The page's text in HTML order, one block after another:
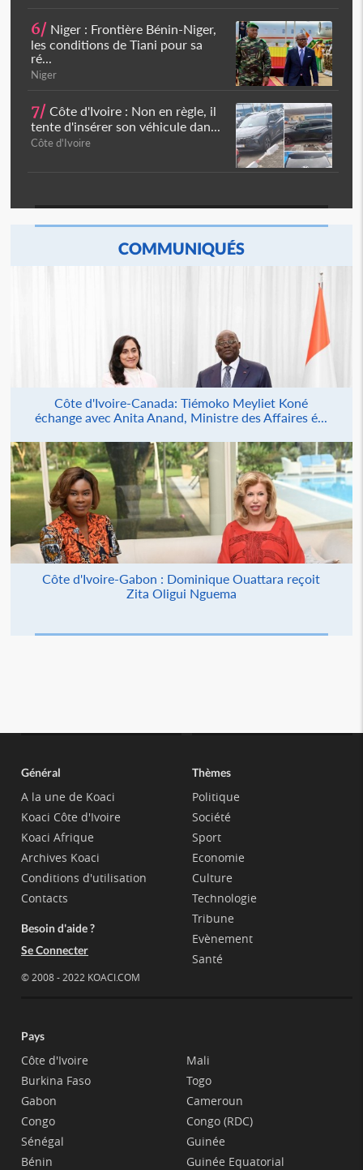
6/ Niger : Frontière Bénin-Niger,
les conditions de Tiani pour sa
ré...
Niger
7/ Côte d'Ivoire : Non en règle, il
tente d'insérer son véhicule dan...
Côte d'Ivoire
COMMUNIQUÉS
Côte d'Ivoire-Canada: Tiémoko Meyliet Koné
échange avec Anita Anand, Ministre des Affaires é...
Côte d'Ivoire-Gabon : Dominique Ouattara reçoit
Zita Oligui Nguema
Général
A la une de Koaci
Koaci Côte d'Ivoire
Koaci Afrique
Archives Koaci
Conditions d'utilisation
Contacts
Besoin d'aide ?
Se Connecter
© 2008 - 2022 KOACI.COM
Thèmes
Politique
Société
Sport
Economie
Culture
Technologie
Tribune
Evènement
Santé
Pays
Côte d'Ivoire
Burkina Faso
Gabon
Congo
Sénégal
Bénin
Mali
Togo
Cameroun
Congo (RDC)
Guinée
Guinée Equatorial